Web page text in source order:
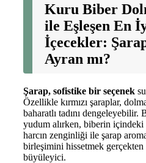
Kuru Biber
ile Eşleşen En
İçecekler:
Ayran mı?
Şarap, sofistike bir seçenek
Özellikle kırmızı şaraplar,
baharatlı tadını dengeleyebilir.
yudum alırken, biberin içindeki
harcın zenginliği ile şarap
birleşimini hissetmek gerçekten
büyüleyici.